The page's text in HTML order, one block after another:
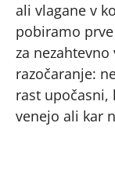
ali vlagane v
pobiramo
za
razočaranje:
rast upočasni,
venejo ali kar